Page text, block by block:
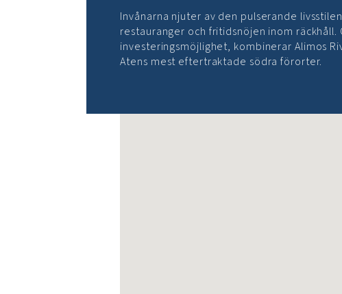
Invånarna njuter av den pulserande
restauranger och fritidsnöjen inom
investeringsmöjlighet, kombinerar Alimos
Atens mest eftertraktade södra förorter.